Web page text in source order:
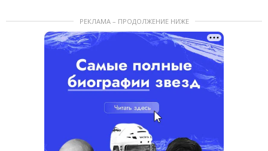
РЕКЛАМА – ПРОДОЛЖЕНИЕ НИЖЕ